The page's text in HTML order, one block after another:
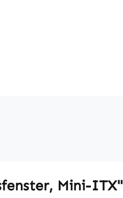
Mini-ITX"